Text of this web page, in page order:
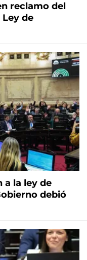
reclamo del
de
a la ley de
debió